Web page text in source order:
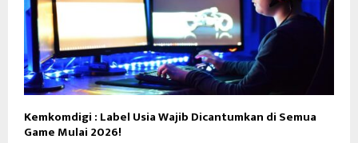
Kemkomdigi : Label Usia Wajib Dicantumkan di Semua
Game Mulai 2026!